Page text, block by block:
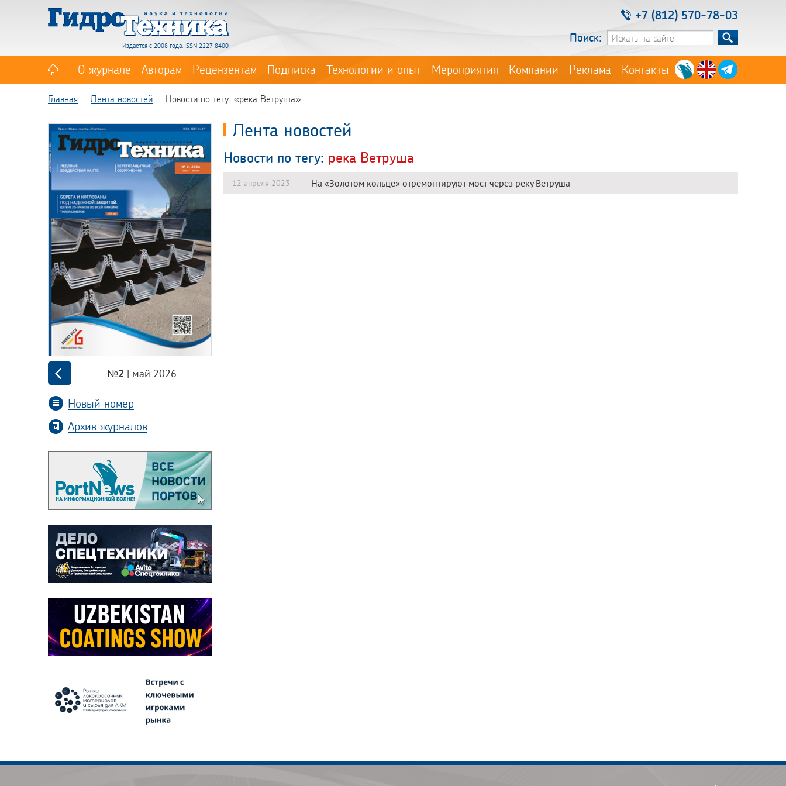
Издается с 2008 года. ISSN 2227-8400
+7 (812) 570-78-03
Поиск:
О журнале Авторам Рецензентам Подписка Технологии и опыт Мероприятия Компании Реклама Контакты
Главная Лента новостей Новости по тегу: «река Ветруша»
№2 | май 2026
Новый номер
Архив журналов
Лента новостей
Новости по тегу: река Ветруша
12 апреля 2023 На «Золотом кольце» отремонтируют мост через реку Ветруша